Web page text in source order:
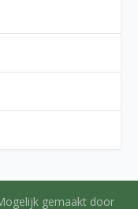
gemaakt door